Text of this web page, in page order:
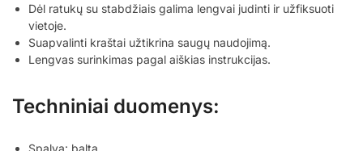
Dėl ratukų su stabdžiais galima lengvai judinti ir užfiksuoti
vietoje.
Suapvalinti kraštai užtikrina saugų naudojimą.
Lengvas surinkimas pagal aiškias instrukcijas.
Techniniai duomenys:
Spalva: balta